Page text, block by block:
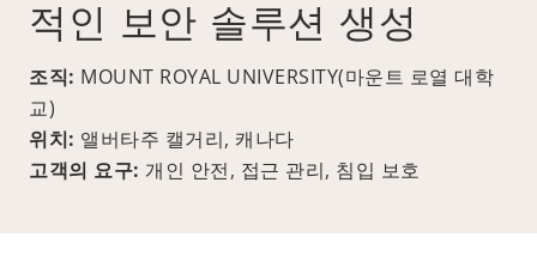
적인 보안 솔루션 생성
조직: MOUNT ROYAL UNIVERSITY(마운트 로열 대학
교)
위치: 앨버타주 캘거리, 캐나다
고객의 요구: 개인 안전, 접근 관리, 침입 보호